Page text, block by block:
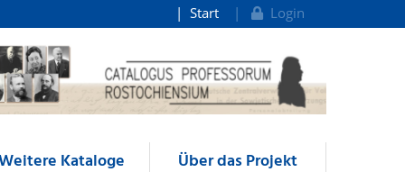
Start Login
Kataloge Über das Projekt